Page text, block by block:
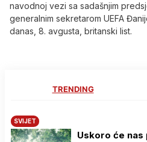
navodnoj vezi sa sadašnjim
generalnim sekretarom UEFA
danas, 8. avgusta, britanski list.
TRENDING
SVIJET
Uskoro će